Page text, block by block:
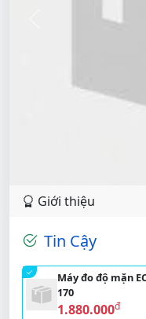
Giới thiệu
Tin Cậy
Máy đo độ mặn
170
1.880.000đ